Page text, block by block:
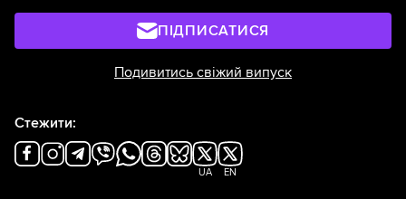
ПІДПИСАТИСЯ
Подивитись свіжий випуск
Стежити:
UA EN